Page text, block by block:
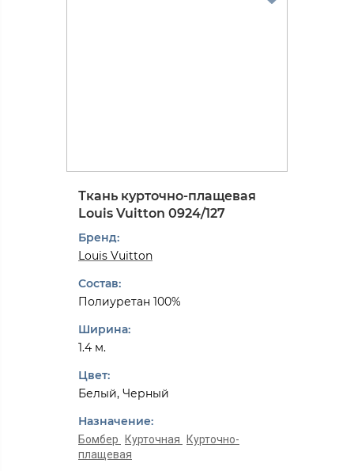
Ткань курточно-плащевая
Louis Vuitton 0924/127
Бренд:
Louis Vuitton
Состав:
Полиуретан 100%
Ширина:
1.4 м.
Цвет:
Белый, Черный
Назначение:
Бомбер Курточная
Курточно-
плащевая